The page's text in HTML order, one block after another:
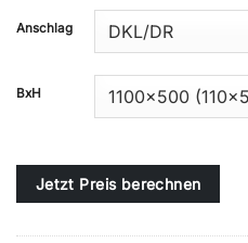
Anschlag
BxH
Jetzt Preis berechnen